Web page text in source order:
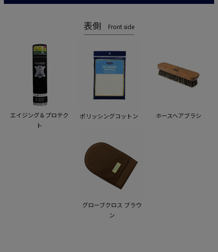
表側 Front side
エイジング＆プロテク
ト
ポリッシングコットン ホースヘアブラシ
グローブクロス ブラウ
ン